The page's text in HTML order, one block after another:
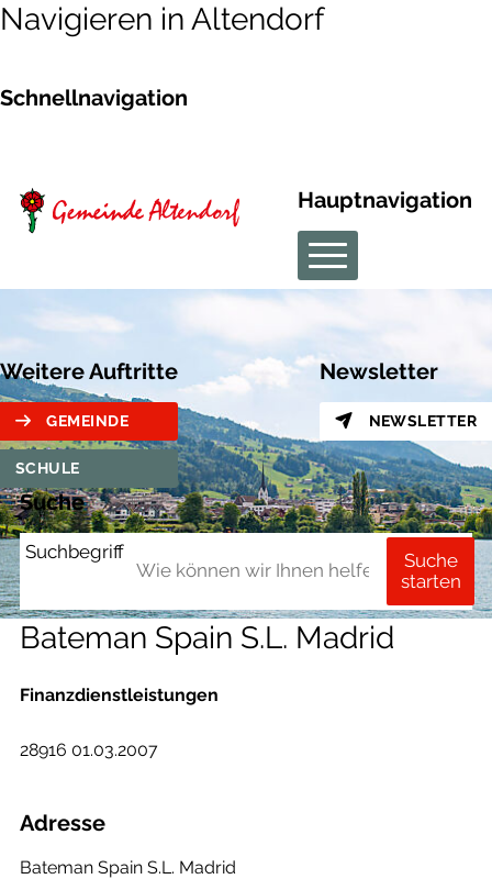
Navigieren in Altendorf
Schnellnavigation
Hauptnavigation
Weitere Auftritte
GEMEINDE
SCHULE
Newsletter
NEWSLETTER
Suche
Suchbegriff
Suche
starten
Bateman Spain S.L. Madrid
Finanzdienstleistungen
28916 01.03.2007
Adresse
Bateman Spain S.L. Madrid